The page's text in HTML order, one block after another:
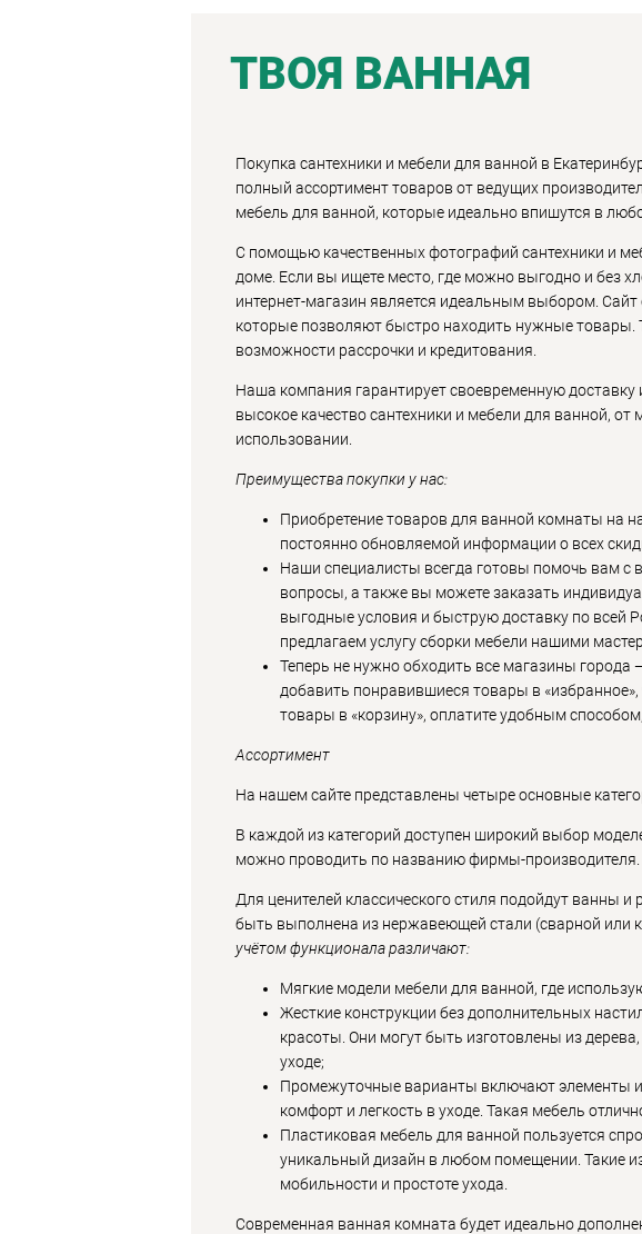
ТВОЯ ВАННАЯ
Покупка сантехники и мебели для ванной в
полный ассортимент товаров от ведущих
мебель для ванной, которые идеально впишутся в
С помощью качественных фотографий сантехники и
доме. Если вы ищете место, где можно выгодно и без
интернет-магазин является идеальным выбором.
которые позволяют быстро находить нужные товары.
возможности рассрочки и кредитования.
Наша компания гарантирует своевременную
высокое качество сантехники и мебели для ванной,
использовании.
Преимущества покупки у нас:
Приобретение товаров для ванной комнаты на
постоянно обновляемой информации о всех
Наши специалисты всегда готовы помочь вам
вопросы, а также вы можете заказать
выгодные условия и быструю доставку по всей
предлагаем услугу сборки мебели нашими
Теперь не нужно обходить все магазины
добавить понравившиеся товары в
товары в «корзину», оплатите удобным
Ассортимент
На нашем сайте представлены четыре основные
В каждой из категорий доступен широкий выбор
можно проводить по названию фирмы-производителя.
Для ценителей классического стиля подойдут ванны
быть выполнена из нержавеющей стали (сварной или
учётом функционала различают:
Мягкие модели мебели для ванной, где
Жесткие конструкции без дополнительных
красоты. Они могут быть изготовлены из
уходе;
Промежуточные варианты включают элементы
комфорт и легкость в уходе. Такая мебель
Пластиковая мебель для ванной пользуется
уникальный дизайн в любом помещении. Такие
мобильности и простоте ухода.
Современная ванная комната будет идеально